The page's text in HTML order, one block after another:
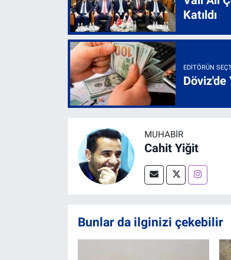
Katıldı
EDITÖRÜN
MUHABİR
Cahit Yiğit
Bunlar da ilginizi çekebilir